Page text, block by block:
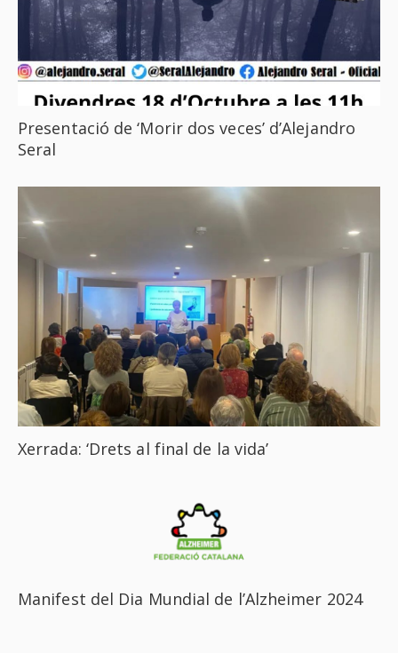
Presentació de ‘Morir dos veces’ d’Alejandro
Seral
Xerrada: ‘Drets al final de la vida’
Manifest del Dia Mundial de l’Alzheimer 2024